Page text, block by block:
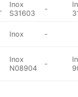
Inox
S31603
-
Inox -
Inox
N08904
-